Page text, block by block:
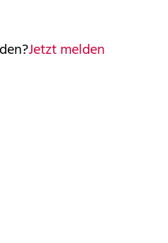
Jetzt melden